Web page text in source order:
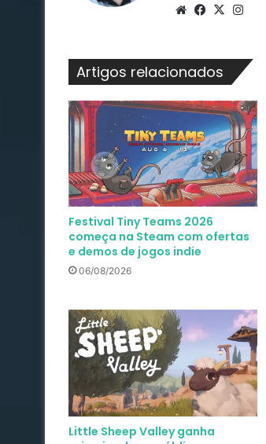
WebsiteFacebook
X
Artigos relacionados
Festival Tiny Teams 2026
começa na Steam com ofertas
e demos de jogos indie
06/08/2026
Little Sheep Valley ganha